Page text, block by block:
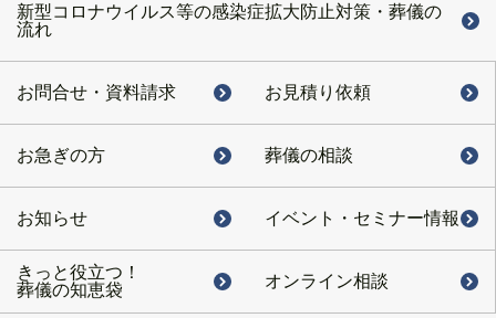
新型コロナウイルス等の感染症拡大防止対策・葬儀の
流れ
お問合せ・ 資料請求 お見積り依頼
お急ぎの方 葬儀の相談
お知らせ イベント・ セミナー情報
きっと役立つ！
葬儀の知恵袋
オンライン相談